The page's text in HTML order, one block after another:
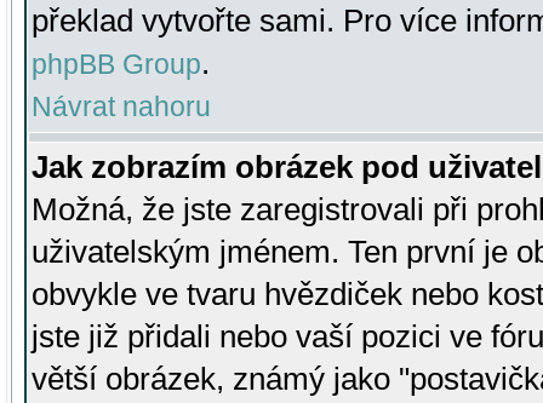
překlad vytvořte sami. Pro více
phpBB Group.
Návrat nahoru
Jak zobrazím obrázek pod
Možná, že jste zaregistrovali při
uživatelským jménem. Ten první je
obvykle ve tvaru hvězdiček nebo
jste již přidali nebo vaší pozici ve
větší obrázek, známý jako